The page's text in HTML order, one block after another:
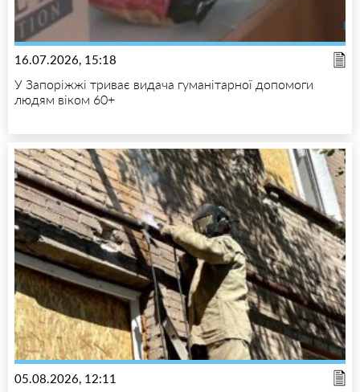
16.07.2026, 15:18
У Запоріжжі триває видача гуманітарної допомоги
людям віком 60+
05.08.2026, 12:11